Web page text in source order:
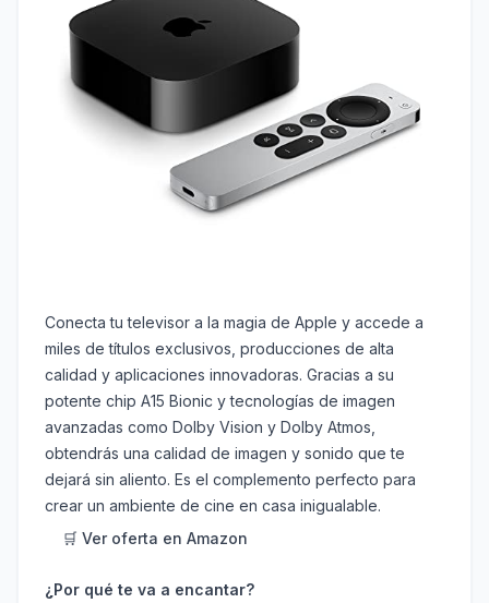
Conecta tu televisor a la magia de Apple y accede a
miles de títulos exclusivos, producciones de alta
calidad y aplicaciones innovadoras. Gracias a su
potente chip A15 Bionic y tecnologías de imagen
avanzadas como Dolby Vision y Dolby Atmos,
obtendrás una calidad de imagen y sonido que te
dejará sin aliento. Es el complemento perfecto para
crear un ambiente de cine en casa inigualable.
🛒 Ver oferta en Amazon
¿Por qué te va a encantar?